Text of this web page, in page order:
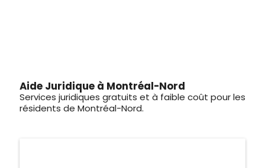
Aide Juridique à Montréal-Nord
Services juridiques gratuits et à faible coût pour les
résidents de Montréal-Nord.